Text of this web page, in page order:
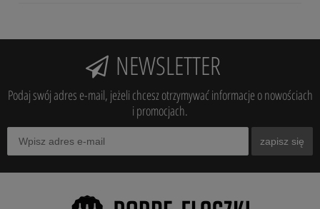
NEWSLETTER
Podaj swój adres e-mail, jeżeli chcesz otrzymywać informacje o nowościach
i promocjach.
zapisz się